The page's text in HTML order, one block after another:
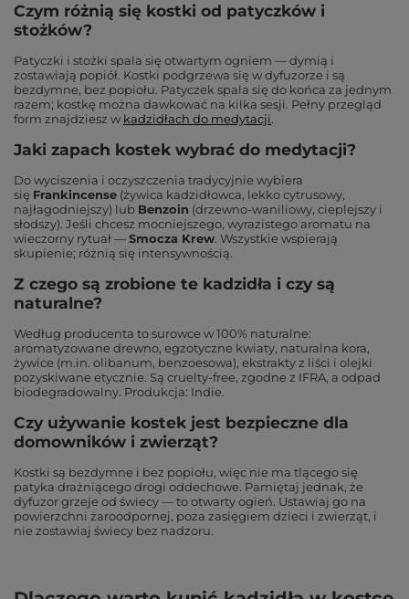
Czym różnią się kostki od patyczków i
stożków?
Patyczki i stożki spala się otwartym ogniem — dymią i
zostawiają popiół. Kostki podgrzewa się w dyfuzorze i są
bezdymne, bez popiołu. Patyczek spala się do końca za jednym
razem; kostkę można dawkować na kilka sesji. Pełny przegląd
form znajdziesz w kadzidłach do medytacji.
Jaki zapach kostek wybrać do medytacji?
Do wyciszenia i oczyszczenia tradycyjnie wybiera
się Frankincense (żywica kadzidłowca, lekko cytrusowy,
najłagodniejszy) lub Benzoin (drzewno-waniliowy, cieplejszy i
słodszy). Jeśli chcesz mocniejszego, wyrazistego aromatu na
wieczorny rytuał —Smocza Krew. Wszystkie wspierają
skupienie; różnią się intensywnością.
Z czego są zrobione te kadzidła i czy są
naturalne?
Według producenta to surowce w 100% naturalne:
aromatyzowane drewno, egzotyczne kwiaty, naturalna kora,
żywice (m.in. olibanum, benzoesowa), ekstrakty z liści i olejki
pozyskiwane etycznie. Są cruelty-free, zgodne z IFRA, a odpad
biodegradowalny. Produkcja: Indie.
Czy używanie kostek jest bezpieczne dla
domowników i zwierząt?
Kostki są bezdymne i bez popiołu, więc nie ma tlącego się
patyka drażniącego drogi oddechowe. Pamiętaj jednak, że
dyfuzor grzeje od świecy — to otwarty ogień. Ustawiaj go na
powierzchni żaroodpornej, poza zasięgiem dzieci i zwierząt, i
nie zostawiaj świecy bez nadzoru.